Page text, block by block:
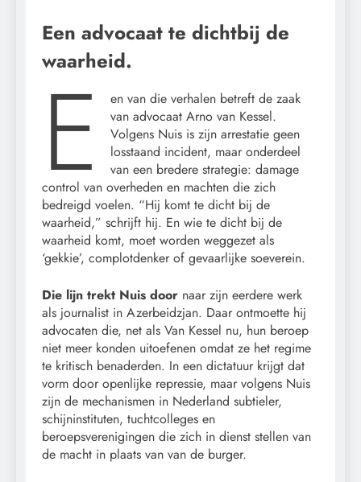
Een advocaat te dichtbij de
waarheid.
E
en van die verhalen betreft de zaak
van advocaat Arno van Kessel.
Volgens Nuis is zijn arrestatie geen
losstaand incident, maar onderdeel
van een bredere strategie: damage
control van overheden en machten die zich
bedreigd voelen. “Hij komt te dicht bij de
waarheid,” schrijft hij. En wie te dicht bij de
waarheid komt, moet worden weggezet als
‘gekkie’, complotdenker of gevaarlijke soeverein.
Die lijn trekt Nuis door naar zijn eerdere werk
als journalist in Azerbeidzjan. Daar ontmoette hij
advocaten die, net als Van Kessel nu, hun beroep
niet meer konden uitoefenen omdat ze het regime
te kritisch benaderden. In een dictatuur krijgt dat
vorm door openlijke repressie, maar volgens Nuis
zijn de mechanismen in Nederland subtieler,
schijninstituten, tuchtcolleges en
beroepsverenigingen die zich in dienst stellen van
de macht in plaats van van de burger.